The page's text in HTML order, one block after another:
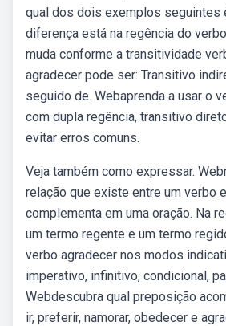
qual dos dois exemplos seguintes
diferença está na regência do verbo
muda conforme a transitividade
agradecer pode ser: Transitivo
seguido de. Webaprenda a usar o
com dupla regência, transitivo
evitar erros comuns.
Veja também como expressar.
relação que existe entre um verbo
complementa em uma oração. Na
um termo regente e um termo
verbo agradecer nos modos
imperativo, infinitivo, condicional,
Webdescubra qual preposição
ir, preferir, namorar, obedecer e